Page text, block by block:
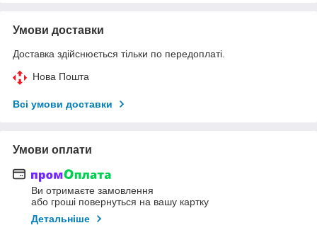
Умови доставки
Доставка здійснюється тільки по передоплаті.
Нова Пошта
Всі умови доставки
Умови оплати
Ви отримаєте замовлення
або гроші повернуться на вашу картку
Детальніше